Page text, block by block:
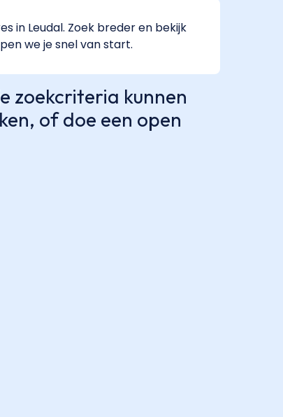
in Leudal. Zoek breder en bekijk
we je snel van start.
zoekcriteria kunnen
of doe een open